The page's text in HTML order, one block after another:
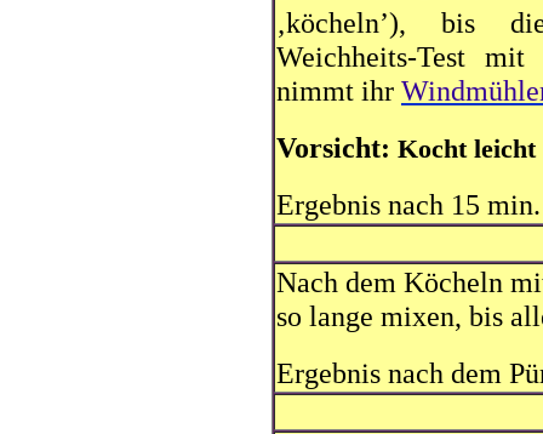
‚köcheln’), bis
Weichheits-Test
nimmt ihr
Vorsicht: Kocht leicht
Ergebnis nach 15
Nach dem Köcheln
so lange mixen, bis
Ergebnis nach dem